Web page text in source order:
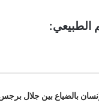
بالضياع بين جلال